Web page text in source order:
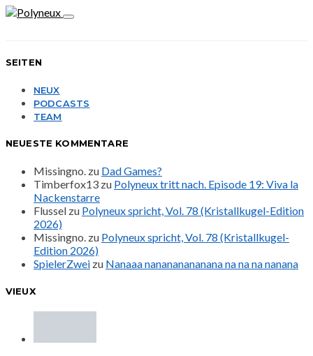
SEITEN
NEUX
PODCASTS
TEAM
NEUESTE KOMMENTARE
Missingno. zu Dad Games?
Timberfox13 zu Polyneux tritt nach. Episode 19: Viva la
Nackenstarre
Flussel zu Polyneux spricht, Vol. 78 (Kristallkugel-Edition
2026)
Missingno. zu Polyneux spricht, Vol. 78 (Kristallkugel-
Edition 2026)
SpielerZwei zu Nanaaa nanananananana na na na nanana
VIEUX